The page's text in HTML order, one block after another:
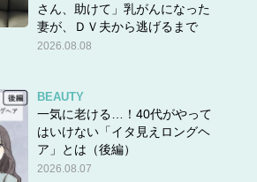
さん、助けて」乳がんになった
妻が、ＤＶ夫から逃げるまで
2026.08.08
BEAUTY
一気に老ける…！40代がやって
はいけない「イタ見えロングヘ
ア」とは（後編）
2026.08.07